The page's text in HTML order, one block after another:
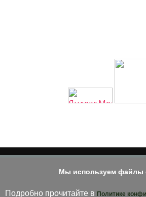
Мы используем файлы
Подробно прочитайте в Политике
© 2014 - 2026
материала допускается только при